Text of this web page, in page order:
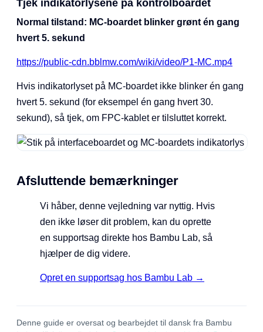
Tjek indikatorlysene på kontrolboardet
Normal tilstand: MC-boardet blinker grønt én gang
hvert 5. sekund
https://public-cdn.bblmw.com/wiki/video/P1-MC.mp4
Hvis indikatorlyset på MC-boardet ikke blinker én gang
hvert 5. sekund (for eksempel én gang hvert 30.
sekund), så tjek, om FPC-kablet er tilsluttet korrekt.
Afsluttende bemærkninger
Vi håber, denne vejledning var nyttig. Hvis
den ikke løser dit problem, kan du oprette
en supportsag direkte hos Bambu Lab, så
hjælper de dig videre.
Opret en supportsag hos Bambu Lab →
Denne guide er oversat og bearbejdet til dansk fra Bambu